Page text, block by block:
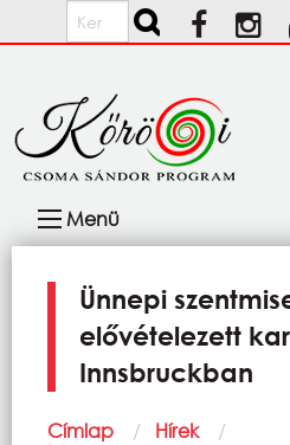
Ugrás a tartalomra
Keresés
navigáció
Menü
Ünnepi
elővételezett
Innsbruckban
Morzsa
Címlap
Hírek